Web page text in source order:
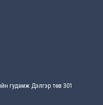
үнэлж, хэрэгжилтээ
гудамж Дэлгэр төв 301